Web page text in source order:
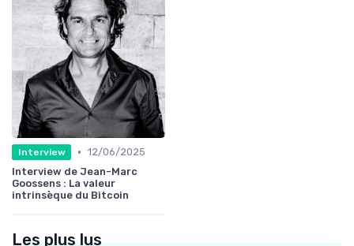
Interview • 12/06/2025
Interview de Jean-Marc
Goossens : La valeur
intrinsèque du Bitcoin
Les plus lus